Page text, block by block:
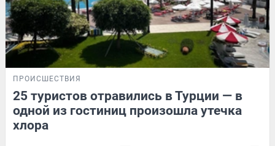
ПРОИСШЕСТВИЯ
25 туристов отравились в Турции — в
одной из гостиниц произошла утечка
хлора